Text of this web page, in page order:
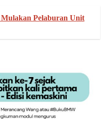
Pelaburan Unit